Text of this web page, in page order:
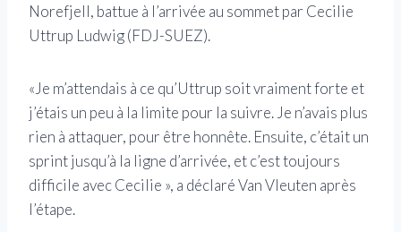
Norefjell, battue à l’arrivée au sommet par Cecilie
Uttrup Ludwig (FDJ-SUEZ).
«Je m’attendais à ce qu’Uttrup soit vraiment forte et
j’étais un peu à la limite pour la suivre. Je n’avais plus
rien à attaquer, pour être honnête. Ensuite, c’était un
sprint jusqu’à la ligne d’arrivée, et c’est toujours
difficile avec Cecilie », a déclaré Van Vleuten après
l’étape.